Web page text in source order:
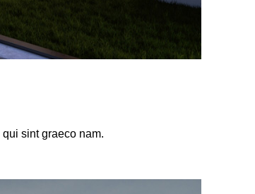
sint graeco nam.